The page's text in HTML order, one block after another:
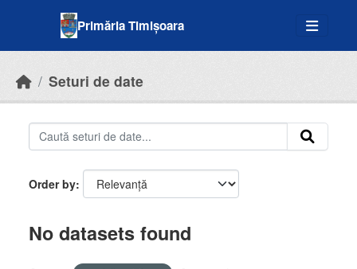
Primăria Timișoara
Seturi de date
Order by
No datasets found